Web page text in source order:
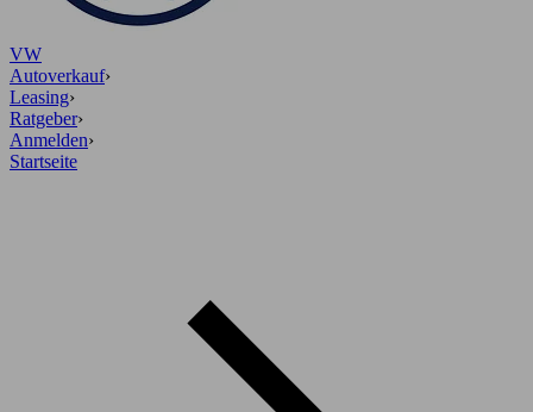
VW
Autoverkauf›
Leasing›
Ratgeber›
Anmelden›
Startseite